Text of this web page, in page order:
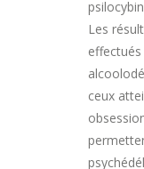
Les
ceux